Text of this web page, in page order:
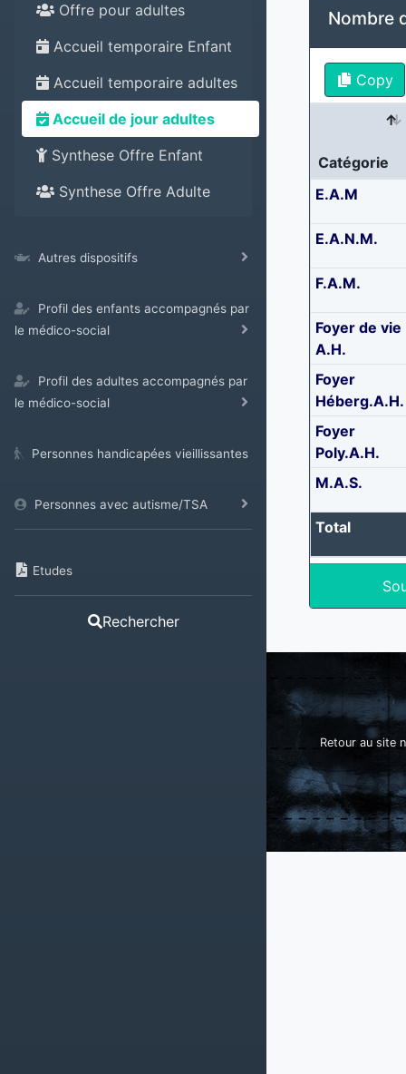
Offre pour adultes
Accueil temporaire Enfant
Accueil temporaire adultes
Accueil de jour adultes
Synthese Offre Enfant
Synthese Offre Adulte
Autres dispositifs
Profil des enfants accompagnés par
le médico-social
Profil des adultes accompagnés par
le médico-social
Personnes handicapées vieillissantes
Personnes avec autisme/TSA
Etudes
Rechercher
Nombre
Copy
Catégorie
E.A.M
E.A.N.M.
F.A.M.
Foyer de vie
A.H.
Foyer
Héberg.A.H.
Foyer
Poly.A.H.
M.A.S.
Total
Retour au site